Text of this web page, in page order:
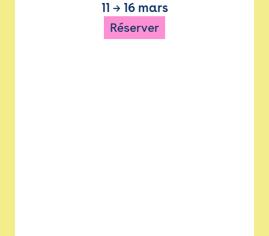
11 → 16 mars
Réserver